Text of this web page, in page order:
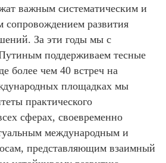
важным систематическим и
сопровождением развития
За эти годы мы с
поддерживаем тесные
более чем 40 встреч на
площадках мы
практического
сферах, своевременно
международным и
представляющим взаимный